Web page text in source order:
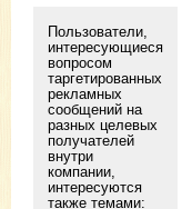
Пользователи,
интересующиеся
вопросом
таргетированных
рекламных
сообщений на
разных целевых
получателей
внутри
компании,
интересуются
также темами: